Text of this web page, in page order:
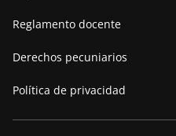
Reglamento docente
Derechos pecuniarios
Política de privacidad